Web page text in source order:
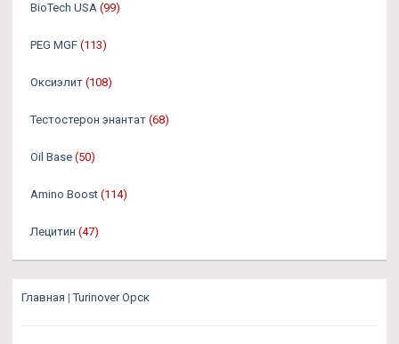
BioTech USA (99)
PEG MGF (113)
Оксиэлит (108)
Тестостерон энантат (68)
Oil Base (50)
Amino Boost (114)
Лецитин (47)
Главная |Turinover Орск